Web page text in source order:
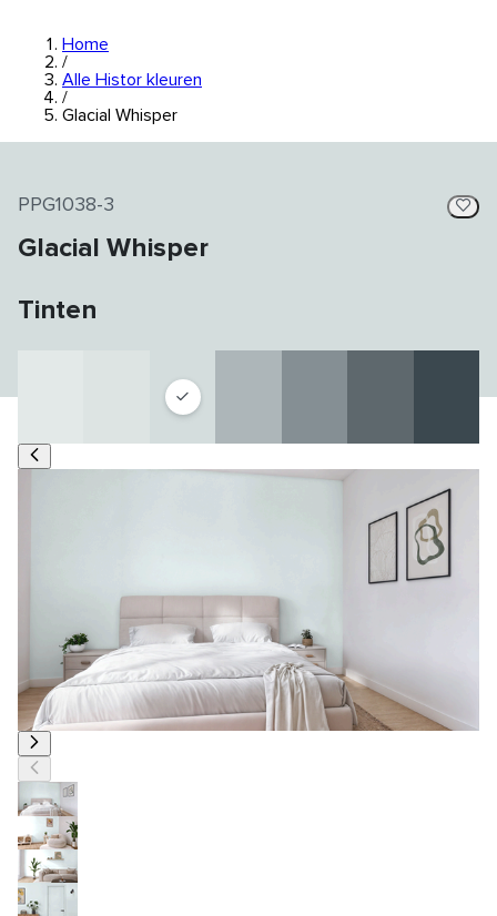
Home
/
Alle Histor kleuren
/
Glacial Whisper
PPG1038-3
Glacial Whisper
Tinten